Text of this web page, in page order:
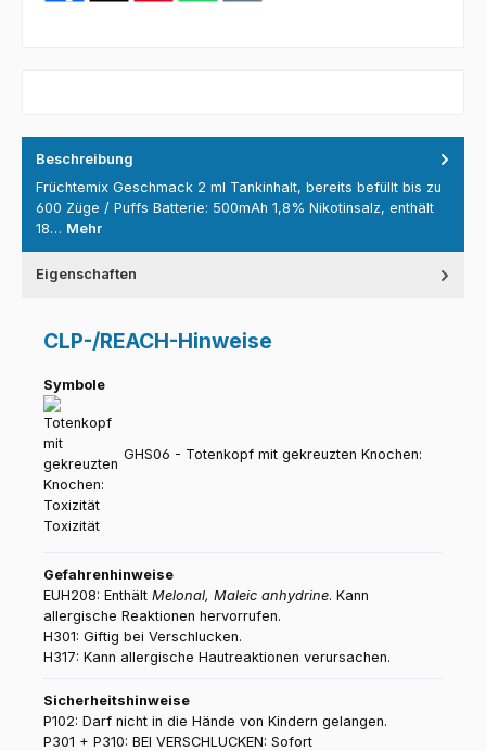
Beschreibung
Früchtemix Geschmack 2 ml Tankinhalt, bereits befüllt bis zu
600 Züge / Puffs Batterie: 500mAh 1,8% Nikotinsalz, enthält
18… Mehr
Eigenschaften
CLP-/REACH-Hinweise
Symbole
GHS06 - Totenkopf mit gekreuzten Knochen:
Toxizität
Gefahrenhinweise
EUH208: Enthält Melonal, Maleic anhydrine. Kann
allergische Reaktionen hervorrufen.
H301: Giftig bei Verschlucken.
H317: Kann allergische Hautreaktionen verursachen.
Sicherheitshinweise
P102: Darf nicht in die Hände von Kindern gelangen.
P301 + P310: BEI VERSCHLUCKEN: Sofort